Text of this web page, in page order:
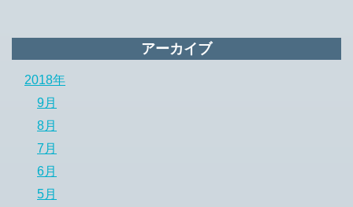
アーカイブ
2018年
9月
8月
7月
6月
5月